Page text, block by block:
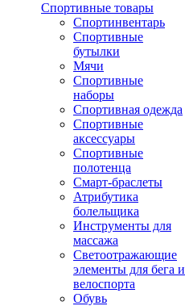
Спортивные товары
Спортинвентарь
Спортивные
бутылки
Мячи
Спортивные
наборы
Спортивная одежда
Спортивные
аксессуары
Спортивные
полотенца
Смарт-браслеты
Атрибутика
болельщика
Инструменты для
массажа
Светоотражающие
элементы для бега и
велоспорта
Обувь